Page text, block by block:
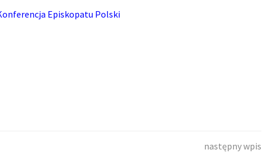
Episkopatu Polski
następny wpis